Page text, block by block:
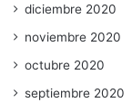
diciembre 2020
noviembre 2020
octubre 2020
septiembre 2020